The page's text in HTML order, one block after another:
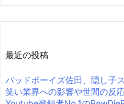
最近の投稿
バッドボーイズ佐田、隠し子
笑い業界への影響や世間の反